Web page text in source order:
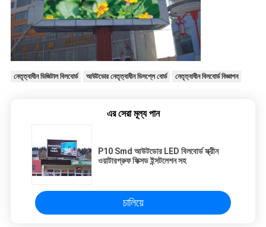
নেতৃত্বাধীন ডিজিটাল বিলবোর্ড আউটডোর নেতৃত্বাধীন ডিসপ্লে বোর্ড নেতৃত্বাধীন বিলবোর্ড বিজ্ঞাপন
এর সেরা মূল্য পান
P10 Smd আউটডোর LED বিলবোর্ড স্ক্রীন
ওয়াটারপ্রুফ ফিক্সড ইন্সটলেশন সহ
চালিয়ে